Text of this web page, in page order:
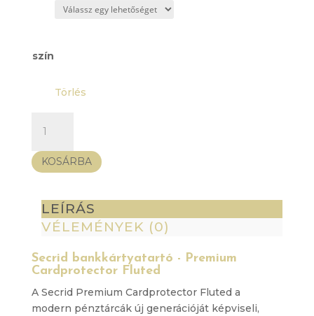
szín
Törlés
bankkártyatartó
-
Premium
Fluted
mennyiség
KOSÁRBA
LEÍRÁS
VÉLEMÉNYEK (0)
Secrid bankkártyatartó - Premium
Cardprotector Fluted
A Secrid Premium Cardprotector Fluted a
modern pénztárcák új generációját képviseli,